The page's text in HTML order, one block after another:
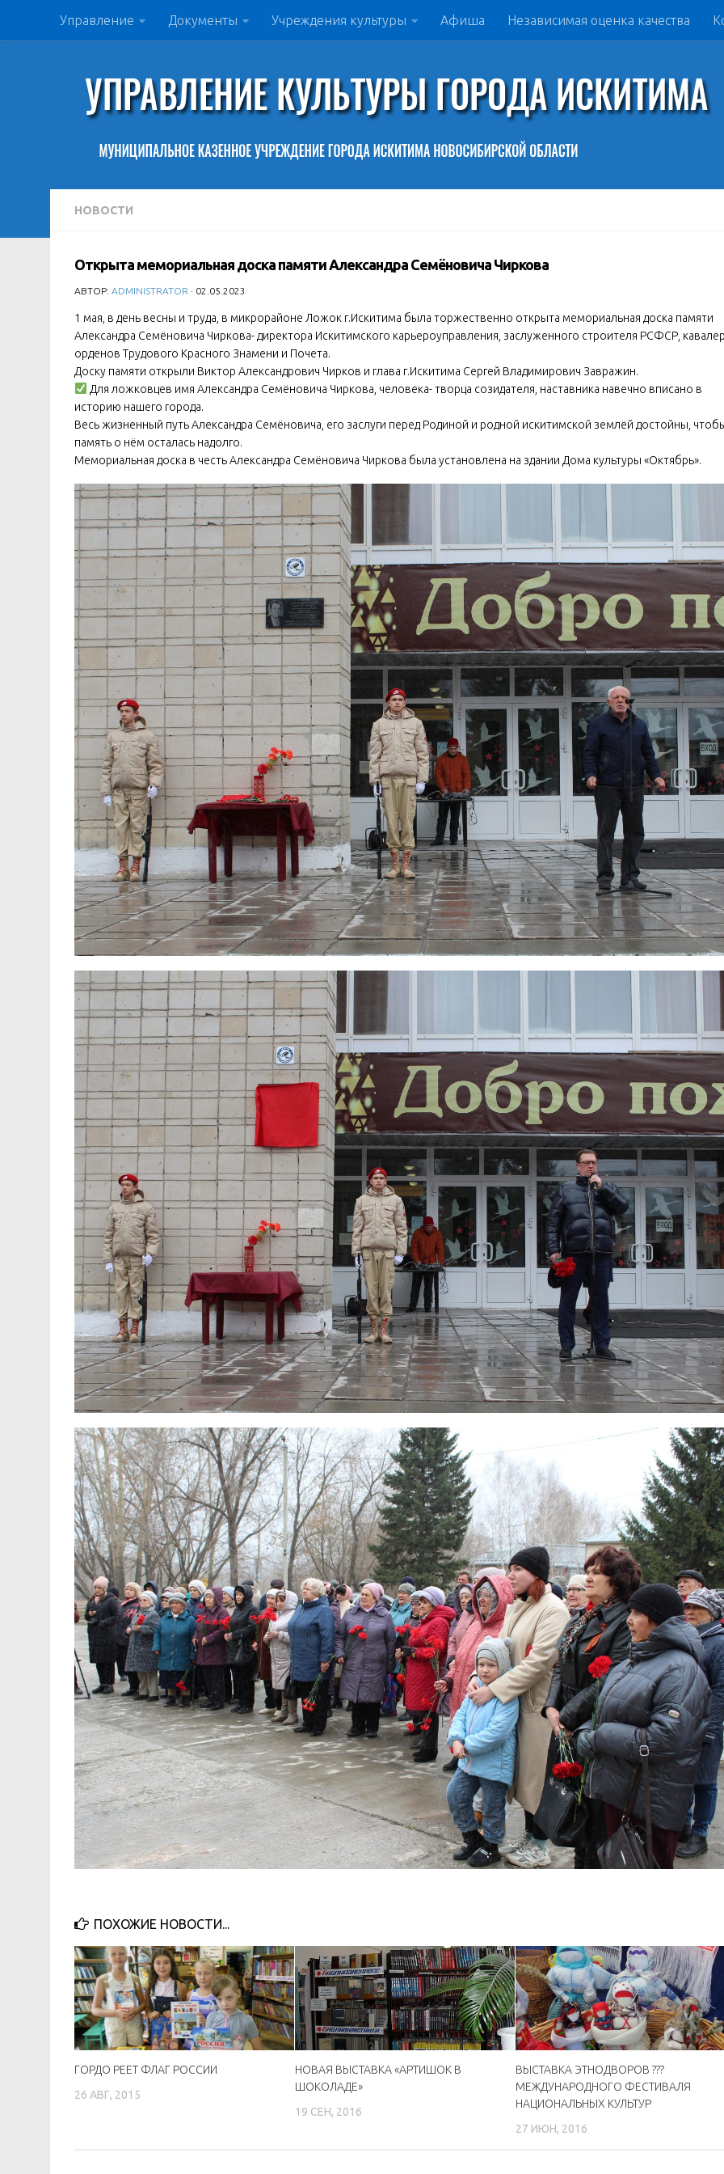
Управление Документы Учреждения культуры Афиша Независимая оценка качества
НОВОСТИ
Открыта мемориальная доска памяти Александра Семёновича Чиркова
АВТОР: ADMINISTRATOR · 02.05.2023
1 мая, в день весны и труда, в микрорайоне Ложок г.Искитима была торжественно открыта мемориальная доска памяти
Александра Семёновича Чиркова- директора Искитимского карьероуправления, заслуженного строителя РСФСР,
орденов Трудового Красного Знамени и Почета.
Доску памяти открыли Виктор Александрович Чирков и глава г.Искитима Сергей Владимирович Завражин.
Для ложковцев имя Александра Семёновича Чиркова, человека- творца созидателя, наставника навечно вписано в
историю нашего города.
Весь жизненный путь Александра Семёновича, его заслуги перед Родиной и родной искитимской землёй достойны,
память о нём осталась надолго.
Мемориальная доска в честь Александра Семёновича Чиркова была установлена на здании Дома культуры «Октябрь».
ПОХОЖИЕ НОВОСТИ...
ГОРДО РЕЕТ ФЛАГ РОССИИ
26 АВГ, 2015
НОВАЯ ВЫСТАВКА «АРТИШОК В
ШОКОЛАДЕ»
19 СЕН, 2016
ВЫСТАВКА ЭТНОДВОРОВ ???
МЕЖДУНАРОДНОГО ФЕСТИВАЛЯ
НАЦИОНАЛЬНЫХ КУЛЬТУР
27 ИЮН, 2016